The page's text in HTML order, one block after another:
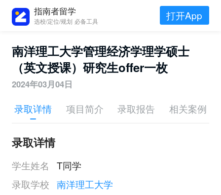
指南者留学
选校/定位/规划 必备工具 打开App
南洋理工大学管理经济学理学硕士
（英文授课）研究生offer一枚
2024年03月04日
录取详情 项目简介 录取报告 相关案例
录取详情
学生姓名
T同学
录取学校 南洋理工大学